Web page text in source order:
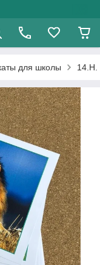
для школы 14.Н.